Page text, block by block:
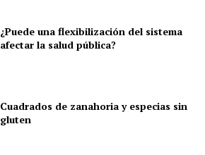
¿Puede una flexibilización del sistema
afectar la salud pública?
Cuadrados de zanahoria y especias sin
gluten